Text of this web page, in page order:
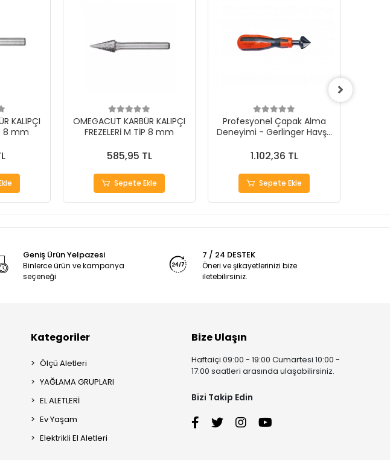
KALIPÇI
8 mm
OMEGACUT KARBÜR KALIPÇI
FREZELERİ M TİP 8 mm
585,95 TL
Sepete Ekle
Profesyonel Çapak Alma
Deneyimi - Gerlinger Havşa
1.102,36 TL
Sepete Ekle
Geniş Ürün Yelpazesi
Binlerce ürün ve kampanya
seçeneği
7 / 24 DESTEK
Öneri ve şikayetlerinizi bize
iletebilirsiniz.
Kategoriler
Ölçü Aletleri
YAĞLAMA GRUPLARI
EL ALETLERİ
Ev Yaşam
Elektrikli El Aletleri
Bize Ulaşın
Haftaiçi 09:00 - 19:00 Cumartesi 10:00 -
17:00 saatleri arasında ulaşabilirsiniz.
Bizi Takip Edin